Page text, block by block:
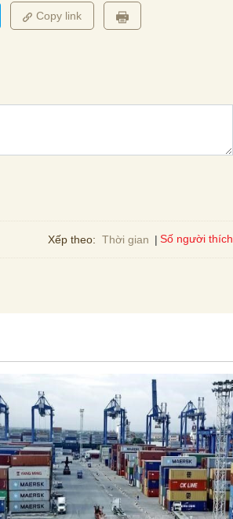
Copy link
Xếp theo: Thời gian Số người thích